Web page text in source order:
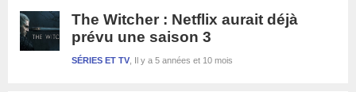
The Witcher : Netflix aurait déjà
prévu une saison 3
Il y a 5 années et 10 mois
SÉRIES ET TV